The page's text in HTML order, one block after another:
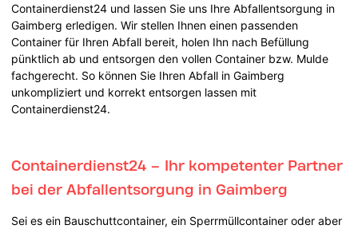
Containerdienst24 und lassen Sie uns Ihre Abfallentsorgung in
Gaimberg erledigen. Wir stellen Ihnen einen passenden
Container für Ihren Abfall bereit, holen Ihn nach Befüllung
pünktlich ab und entsorgen den vollen Container bzw. Mulde
fachgerecht. So können Sie Ihren Abfall in Gaimberg
unkompliziert und korrekt entsorgen lassen mit
Containerdienst24.
Containerdienst24 – Ihr kompetenter Partner
bei der Abfallentsorgung in Gaimberg
Sei es ein Bauschuttcontainer, ein Sperrmüllcontainer oder aber